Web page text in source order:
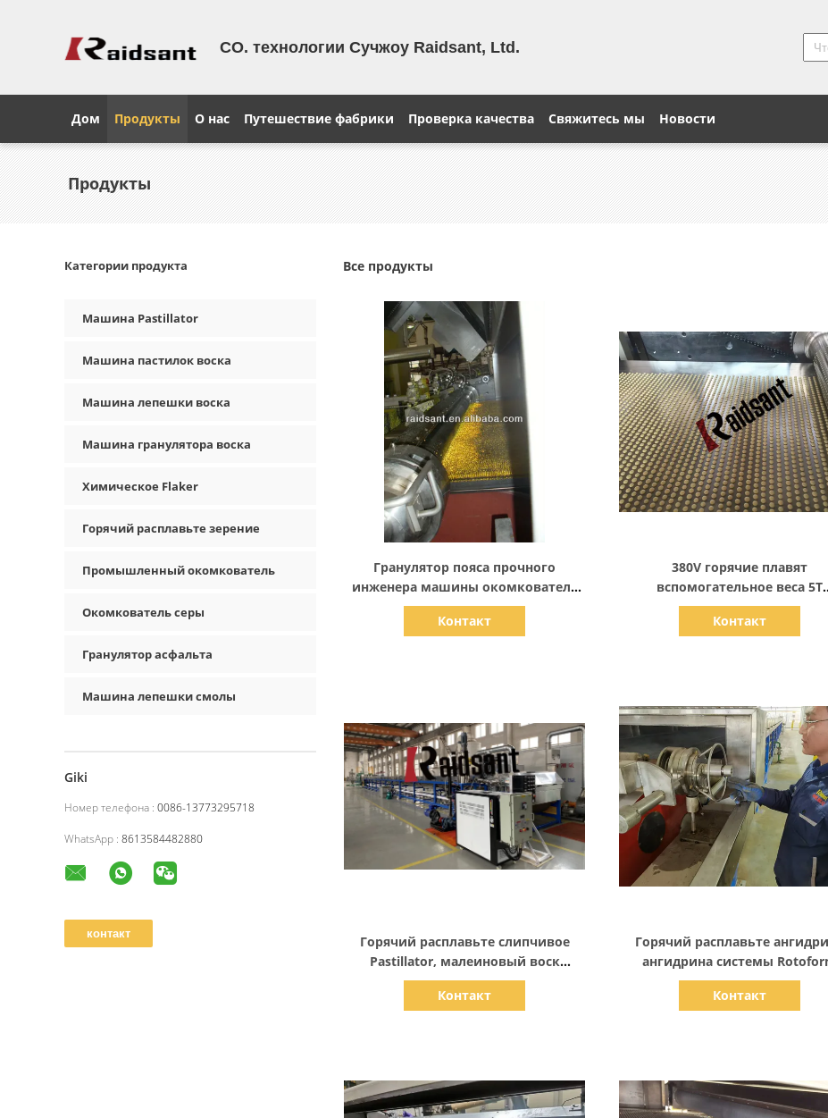
CO. технологии Сучжоу Raidsant, Ltd.
Дом Продукты О нас Путешествие фабрики Проверка качества Свяжитесь мы Новости
Продукты
Категории продукта
Машина Pastillator
Машина пастилок воска
Машина лепешки воска
Машина гранулятора воска
Химическое Flaker
Горячий расплавьте зерение
Промышленный окомкователь
Окомкователь серы
Гранулятор асфальта
Машина лепешки смолы
Giki
Номер телефона : 0086-13773295718
WhatsApp : 8613584482880
Все продукты
Гранулятор пояса прочного
инженера машины окомкователя
серы международного доступный
стальной
Контакт
380V горячие плавят
вспомогательное веса 5T
окомкователя зерения
пластиковое
Контакт
Горячий расплавьте слипчивое
Pastillator, малеиновый воск
ангидрина делая машину прочный
Контакт
Горячий расплавьте
ангидрина системы
вспомогательное
Trimellitic пластиковое
Контакт